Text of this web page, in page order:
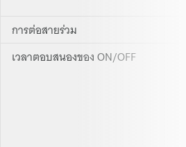
การต่อสายร่วม
เวลาตอบสนองของ ON/OFF